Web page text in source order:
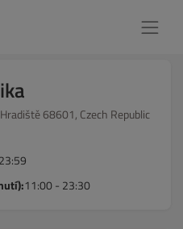
68601, Czech Republic
11:00 - 23:30